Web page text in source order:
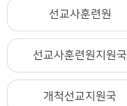
선교사훈련원
선교사훈련원지원국
개척선교지원국